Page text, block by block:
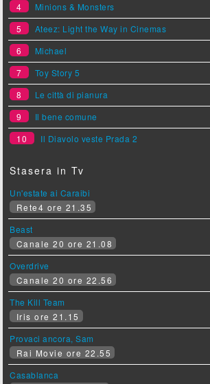
4
Minions & Monsters
5
Ateez: Light the Way in Cinemas
6
Michael
7
Toy Story 5
8
Le città di pianura
9
Il bene comune
10
Il Diavolo veste Prada 2
Stasera in Tv
Un'estate ai Caraibi
Rete4 ore 21.35
Beast
Canale 20 ore 21.08
Overdrive
Canale 20 ore 22.56
The Kill Team
Iris ore 21.15
Provaci ancora, Sam
Rai Movie ore 22.55
Casablanca